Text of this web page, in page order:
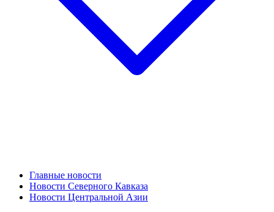
Главные новости
Новости Северного Кавказа
Новости Центральной Азии